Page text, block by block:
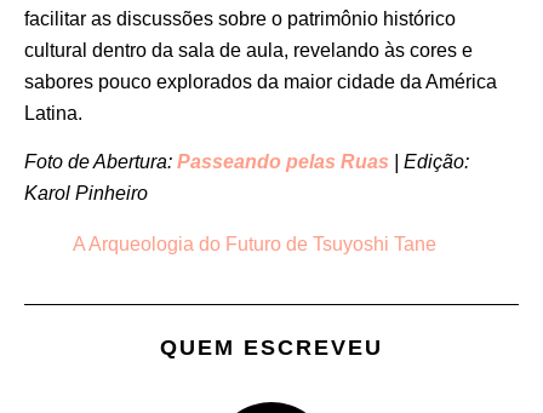
facilitar as discussões sobre o patrimônio histórico
cultural dentro da sala de aula, revelando às cores e
sabores pouco explorados da maior cidade da América
Latina.
Foto de Abertura: Passeando pelas Ruas | Edição:
Karol Pinheiro
A Arqueologia do Futuro de Tsuyoshi Tane
QUEM ESCREVEU